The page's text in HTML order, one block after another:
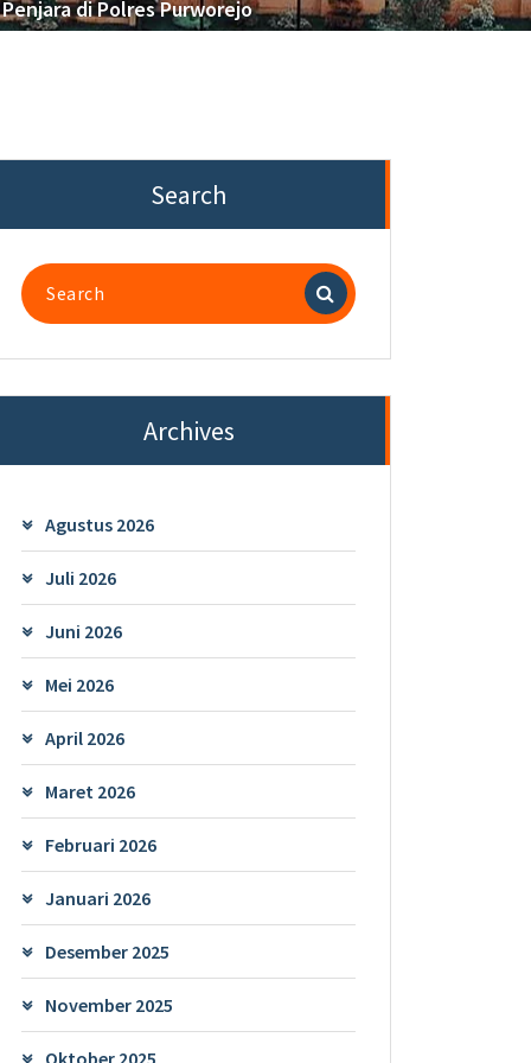
di Polres Purworejo
Search
Search
for:
Archives
Agustus 2026
Juli 2026
Juni 2026
Mei 2026
April 2026
Maret 2026
Februari 2026
Januari 2026
Desember 2025
November 2025